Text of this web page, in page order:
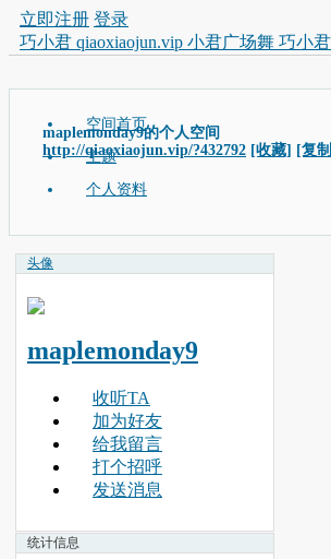
立即注册 登录
巧小君 qiaoxiaojun.vip 小君广场舞 巧小
maplemonday9的个人空间
http://qiaoxiaojun.vip/?432792 [收藏] [复
空间首页
主题
个人资料
头像
maplemonday9
收听TA
加为好友
给我留言
打个招呼
发送消息
统计信息